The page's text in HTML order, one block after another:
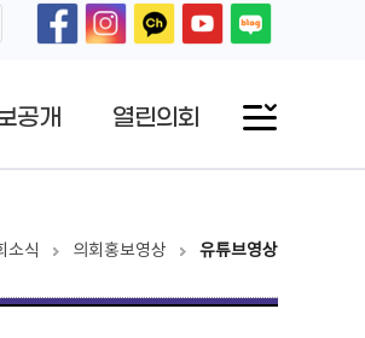
공개 열린의회
소식 의회홍보영상 유튜브영상